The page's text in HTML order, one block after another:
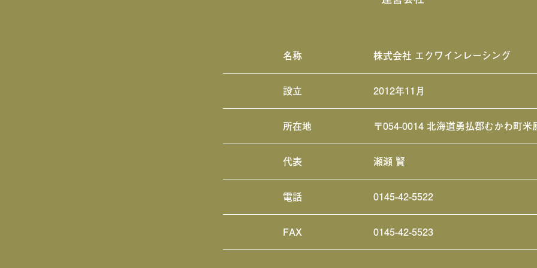
名称 株式会社 エクワインレーシング
設立 2012年11月
所在地 〒054-0014 北海道勇払郡むかわ町米
代表 瀬瀬 賢
電話 0145-42-5522
FAX 0145-42-5523